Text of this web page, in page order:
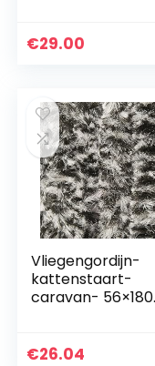
€29.00
Vliegengordijn-
kattenstaart-
caravan- 56×180
€26.04